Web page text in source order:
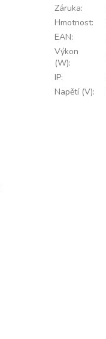
Záruka:
Hmotnost:
EAN:
Výkon
(W):
IP:
Napětí (V):